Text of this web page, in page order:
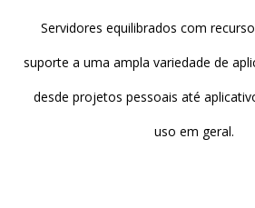
Servidores equilibrados com
suporte a uma ampla variedade de
desde projetos pessoais até
uso em geral.